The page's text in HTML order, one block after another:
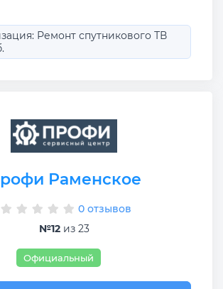
Ремонт спутникового ТВ
Раменское
0 отзывов
№12из 23
Официальный